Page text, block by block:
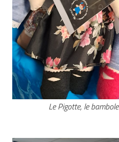
Le Pigotte, le